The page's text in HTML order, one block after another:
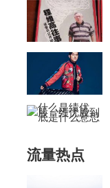
流量热点